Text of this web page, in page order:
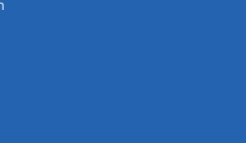
über die
an einem Grundstück und die
auf dem Grundstück liegen